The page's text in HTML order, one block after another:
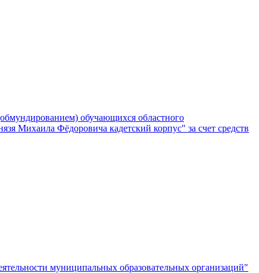
обучающихся областного
Михаила Фёдоровича кадетский корпус" за счет средств
муниципальных образовательных организаций"